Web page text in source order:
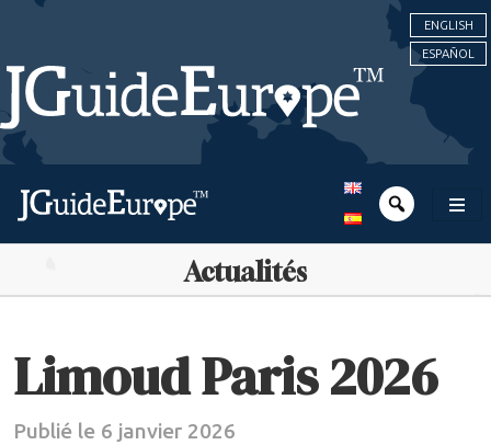
ENGLISH
ESPAÑOL
Actualités
Limoud Paris 2026
Publié le 6 janvier 2026